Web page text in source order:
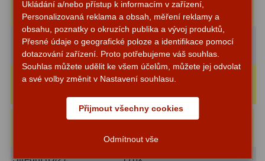
Zrcátka a hranoly
Výtahy a ostření 1
32
21
Planetary Pro 3,2mm 58° 1,25″
1 750 Kč
Velké (1D):
356x
(s okulárem 4,5 mm)
Okuláry 4 mm
Optimální (0.7D):
267x
Okulár Binorum Plössl
Střední (D/2):
178x
Ukládání a/nebo přístup k informacím v zařízení,
Personalizovaná reklama a obsah, měření reklamy a
obsahu, poznatky o okruzích publika a vývoj produktů,
Přesné údaje o geografické poloze a identifikace pomocí
dotazování zařízení. Proto potřebujeme váš souhlas.
Souhlas můžete udělit ke všem účelům, můžete jej odvolat
a své volby změnit v Nastavení souhlasu.
Přijmout všechny cookies
Odmítnout vše